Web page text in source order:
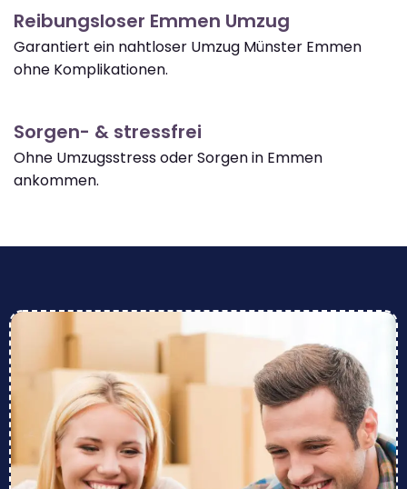
Reibungsloser Emmen Umzug
Garantiert ein nahtloser Umzug Münster Emmen
ohne Komplikationen.
Sorgen- & stressfrei
Ohne Umzugsstress oder Sorgen in Emmen
ankommen.